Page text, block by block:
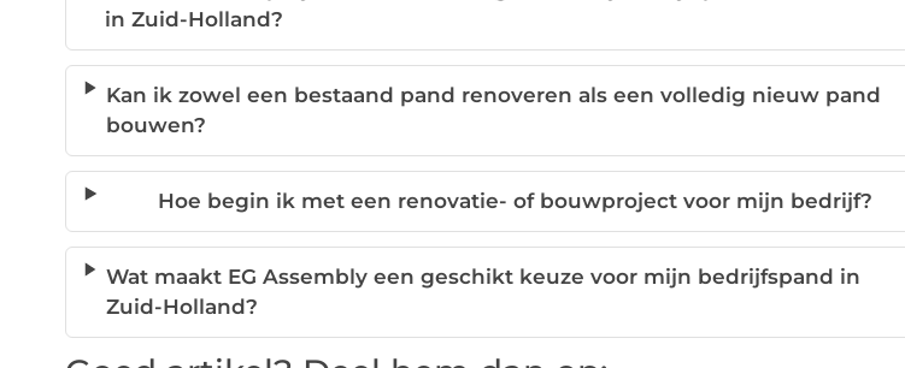
in Zuid-Holland?
Kan ik zowel een bestaand pand renoveren als een volledig nieuw pand
bouwen?
Hoe begin ik met een renovatie- of bouwproject voor mijn bedrijf?
Wat maakt EG Assembly een geschikt keuze voor mijn bedrijfspand in
Zuid-Holland?